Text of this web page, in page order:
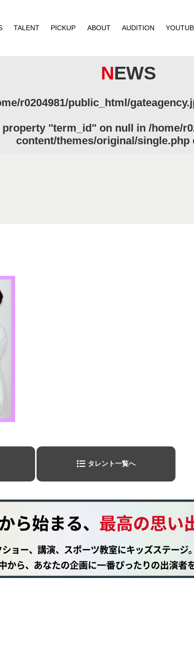
TALENT PICKUP ABOUT AUDITION
NEWS
r0204981/public_html/
property "term_id" on null in /home/
content/themes/original/single.php
タレント一覧へ